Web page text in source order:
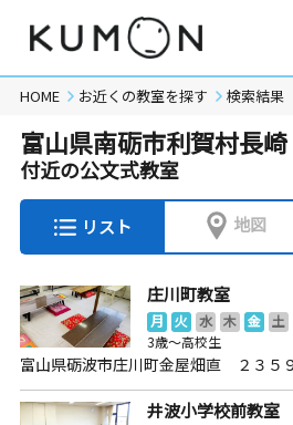
HOME お近くの教室を探す 検索結果
富山県南砺市利賀村長崎
付近の公文式教室
リスト 地図
庄川町教室
月 火 水 木 金 土
3歳～高校生
富山県砺波市庄川町金屋畑直 ２３５
井波小学校前教室